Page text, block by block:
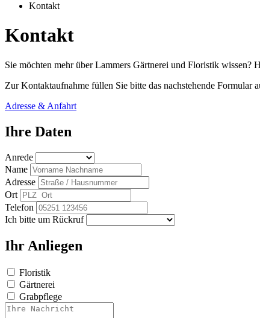
Kontakt
Kontakt
Sie möchten mehr über Lammers Gärtnerei und Floristik wissen?
Zur Kontaktaufnahme füllen Sie bitte das nachstehende Formular
Adresse & Anfahrt
Ihre Daten
Anrede
Name
Adresse
Ort
Telefon
Ich bitte um Rückruf
Ihr Anliegen
Floristik
Gärtnerei
Grabpflege